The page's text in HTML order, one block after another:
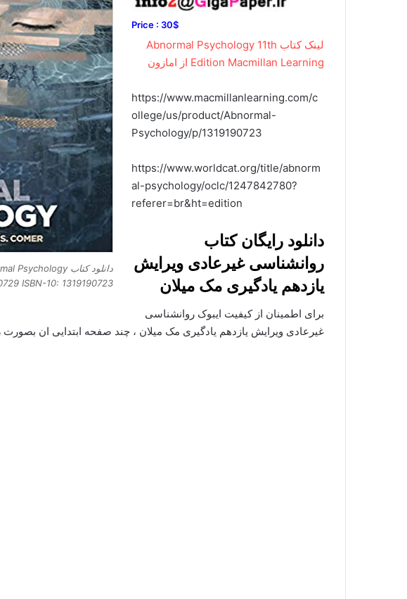
ISBN-10: 1319190723
Price : 30$
لینک کتاب Abnormal Psychology 11th
Edition Macmillan Learning از امازون
https://www.macmillanlearning.com/c
ollege/us/product/Abnormal-
Psychology/p/1319190723
https://www.worldcat.org/title/abnorm
al-psychology/oclc/1247842780?
referer=br&ht=edition
دانلود رایگان کتاب
روانشناسی غیرعادی ویرایش
یازدهم یادگیری مک میلان
برای اطمینان از کیفیت ایبوک روانشناسی
غیرعادی ویرایش یازدهم یادگیری مک میلان ، چند صفحه ابتدایی ان